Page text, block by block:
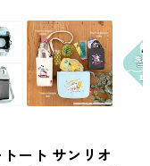
ート サンリオ